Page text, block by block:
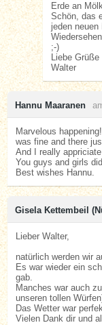
Erde an
Schön, das
jeden
;-)
Liebe
Walter
Hannu Maaranen
Marvelous
was fine and there
And I really
You guys and girls
Best wishes Hannu.
Gisela Kettembeil
Lieber Walter,
natürlich werden wir
Es war wieder ein
gab.
Manches war auch
unseren tollen
Das Wetter war
Vielen Dank dir und